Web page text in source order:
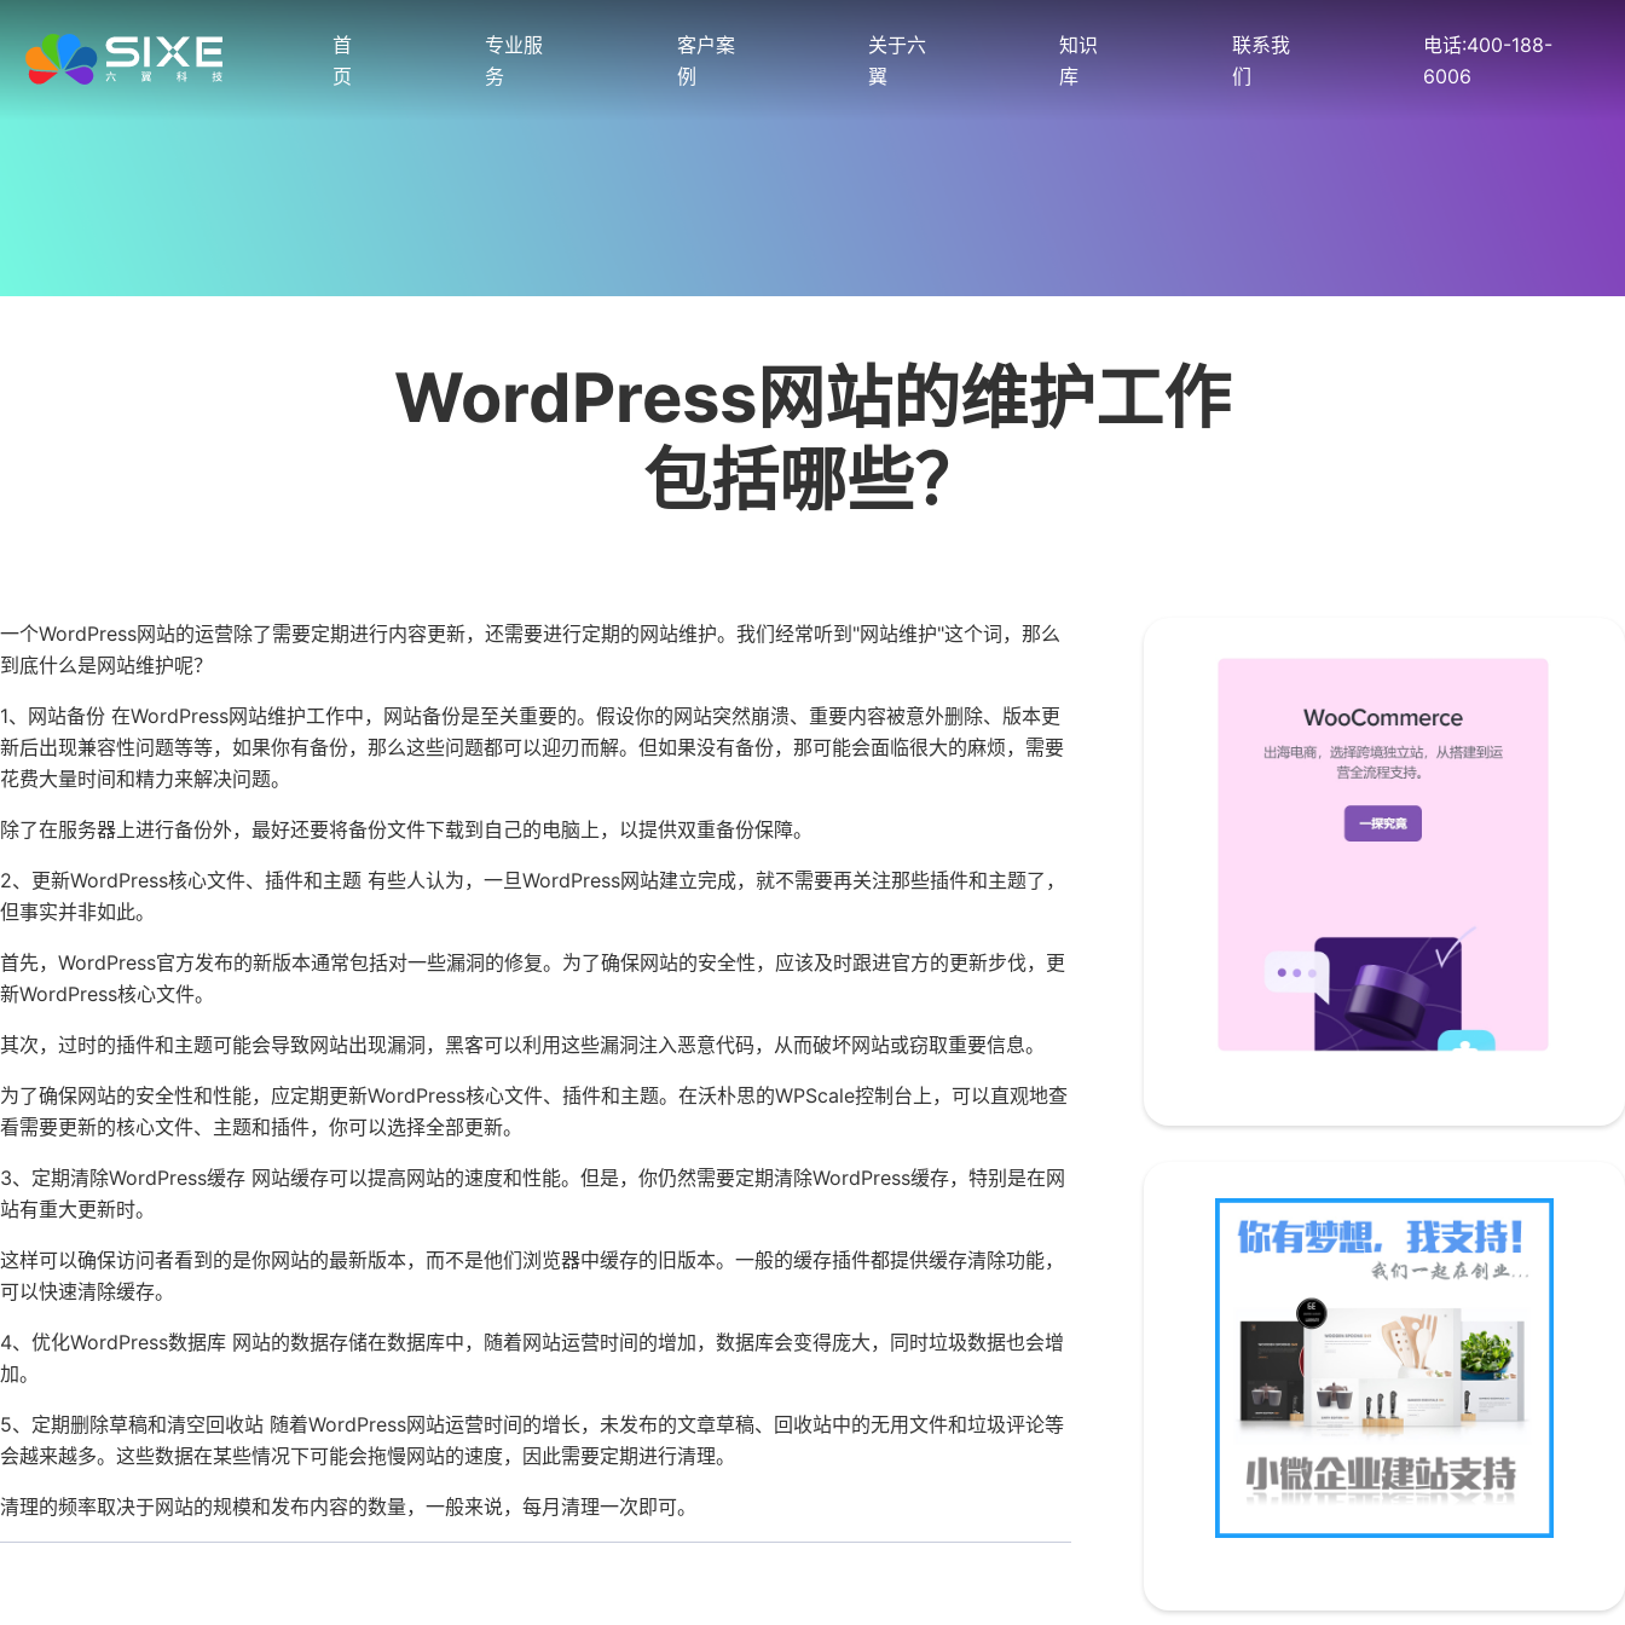
首
页
专业服
务
客户案
例
关于六
翼
知识
库
联系我
们
电话:400-188-
6006
WordPress网站的维护工作
包括哪些？
一个WordPress网站的运营除了需要定期进行内容更新，还需要进行定期的网站维护。我们经常听到"网站维护"这个词，那么
到底什么是网站维护呢？
1、网站备份 在WordPress网站维护工作中，网站备份是至关重要的。假设你的网站突然崩溃、重要内容被意外删除、版本更
新后出现兼容性问题等等，如果你有备份，那么这些问题都可以迎刃而解。但如果没有备份，那可能会面临很大的麻烦，需要
花费大量时间和精力来解决问题。
除了在服务器上进行备份外，最好还要将备份文件下载到自己的电脑上，以提供双重备份保障。
2、更新WordPress核心文件、插件和主题 有些人认为，一旦WordPress网站建立完成，就不需要再关注那些插件和主题了，
但事实并非如此。
首先，WordPress官方发布的新版本通常包括对一些漏洞的修复。为了确保网站的安全性，应该及时跟进官方的更新步伐，更
新WordPress核心文件。
其次，过时的插件和主题可能会导致网站出现漏洞，黑客可以利用这些漏洞注入恶意代码，从而破坏网站或窃取重要信息。
为了确保网站的安全性和性能，应定期更新WordPress核心文件、插件和主题。在沃朴思的WPScale控制台上，可以直观地查
看需要更新的核心文件、主题和插件，你可以选择全部更新。
3、定期清除WordPress缓存 网站缓存可以提高网站的速度和性能。但是，你仍然需要定期清除WordPress缓存，特别是在网
站有重大更新时。
这样可以确保访问者看到的是你网站的最新版本，而不是他们浏览器中缓存的旧版本。一般的缓存插件都提供缓存清除功能，
可以快速清除缓存。
4、优化WordPress数据库 网站的数据存储在数据库中，随着网站运营时间的增加，数据库会变得庞大，同时垃圾数据也会增
加。
5、定期删除草稿和清空回收站 随着WordPress网站运营时间的增长，未发布的文章草稿、回收站中的无用文件和垃圾评论等
会越来越多。这些数据在某些情况下可能会拖慢网站的速度，因此需要定期进行清理。
清理的频率取决于网站的规模和发布内容的数量，一般来说，每月清理一次即可。